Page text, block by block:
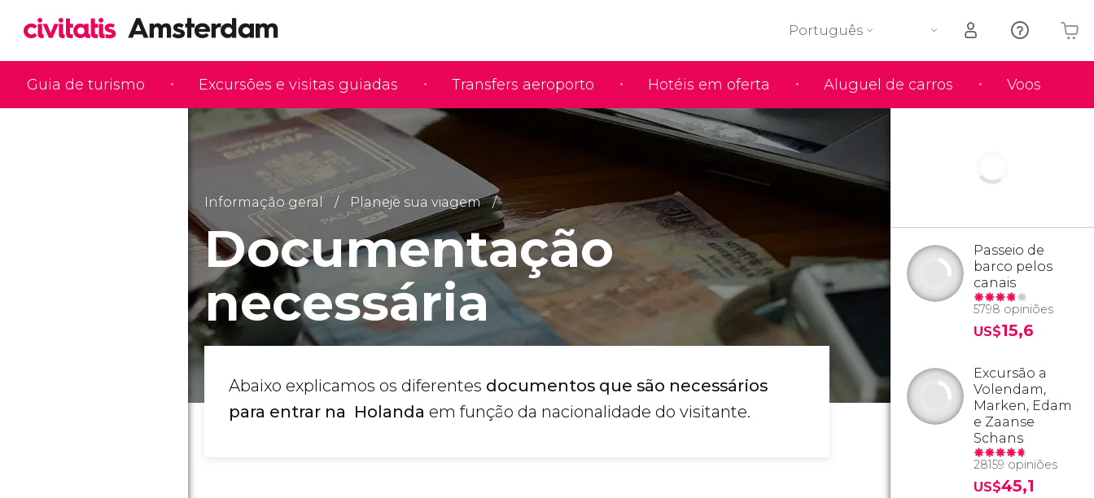
Guia de turismo Excursões e visitas guiadas Transfers aeroporto Hotéis em oferta Aluguel de carros Voos
Português
O seu carrinho está vazio
Informação geral Planeje sua viagem
Documentação
necessária
Abaixo explicamos os diferentes documentos que são necessários
para entrar na Holanda em função da nacionalidade do visitante.
Passeio de
barco pelos
canais
5798 opiniões
US$15,6
Excursão a
Volendam,
Marken, Edam
e Zaanse
Schans
28159 opiniões
US$45,1